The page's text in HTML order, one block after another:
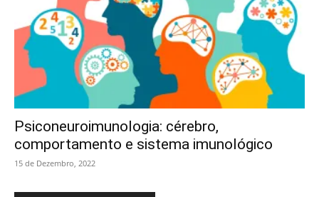
Psiconeuroimunologia: cérebro,
comportamento e sistema imunológico
15 de Dezembro, 2022